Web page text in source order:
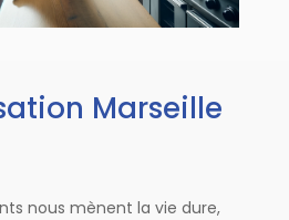
Marseille
nous mènent la vie dure,